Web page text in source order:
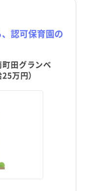
認可保育園の
田グランベ
万円）